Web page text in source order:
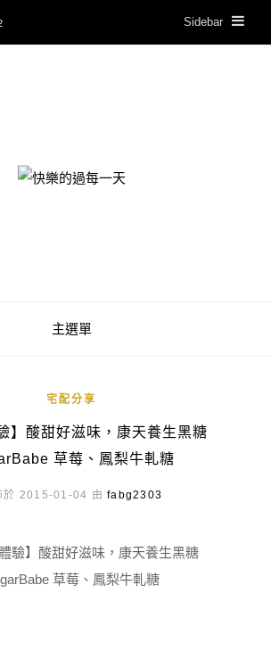
Sidebar
快樂的過每一天
主選單
宅配分享
】酸甜好滋味，康天養生黑糖
草莓、鳳梨牛軋糖
於 2015-01-04 由fabg2303